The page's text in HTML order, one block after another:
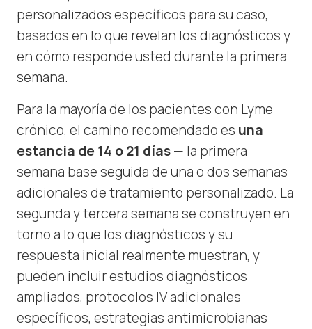
personalizados específicos para su caso,
basados en lo que revelan los diagnósticos y
en cómo responde usted durante la primera
semana.
Para la mayoría de los pacientes con Lyme
crónico, el camino recomendado es una
estancia de 14 o 21 días— la primera
semana base seguida de una o dos semanas
adicionales de tratamiento personalizado. La
segunda y tercera semana se construyen en
torno a lo que los diagnósticos y su
respuesta inicial realmente muestran, y
pueden incluir estudios diagnósticos
ampliados, protocolos IV adicionales
específicos, estrategias antimicrobianas